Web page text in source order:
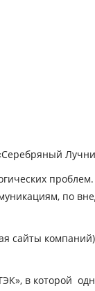
по
сайты компаний)
в которой